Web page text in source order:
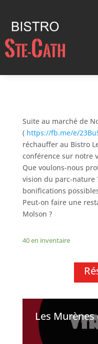
Suite au marché de
( https://fb.me/e/
réchauffer au Bistro
conférence sur notre
Que voulons-nous
vision du parc-nature
bonifications
Peut-on faire une
Molson ?
40 en inventaire
Les